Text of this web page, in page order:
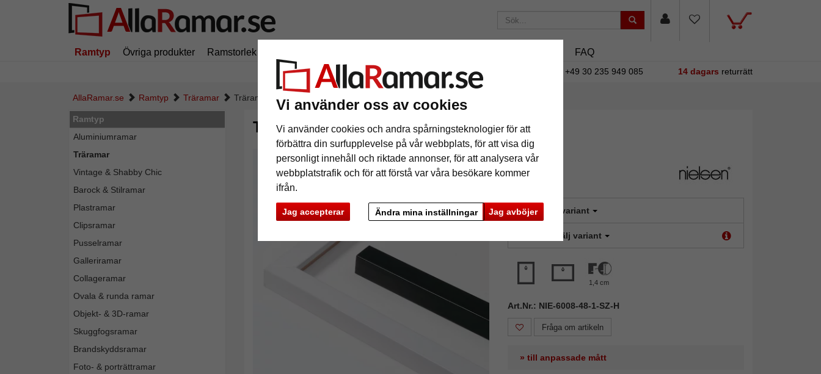
Vi använder oss av cookies
Vi använder cookies och andra spårningsteknologier för att
förbättra din surfupplevelse på vår webbplats, för att visa dig
personligt innehåll och riktade annonser, för att analysera vår
webbplatstrafik och för att förstå var våra besökare kommer
ifrån.
Jag accepterar Jag avböjer
Ändra mina inställningar
Ramtyp Övriga produkter Ramstorlek FAQ
195 kr i leveranskostnad.Oavsett hur mycket du beställer. +49 30 235 949 085 14 dagars returrätt
AllaRamar.se Ramtyp Träramar Träram måttbeställd, Matrix B&W 20x20
Ramtyp
Aluminiumramar
Träramar
Vintage & Shabby Chic
Barock & Stilramar
Plastramar
Clipsramar
Pusselramar
Galleriramar
Collageramar
Ovala & runda ramar
Objekt- & 3D-ramar
Skuggfogsramar
Brandskyddsramar
Foto- & porträttramar
Träram måttbeställd, Matrix B&W 20x20
färg: Välj variant
Välj variant
1,4 cm
Art.Nr.: NIE-6008-48-1-SZ-H
Fråga om artikeln
» till anpassade mått